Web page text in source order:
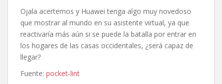
Ojala acertemos y Huawei tenga algo muy novedoso
que mostrar al mundo en su asistente virtual, ya que
reactivaría más aún si se puede la batalla por entrar en
los hogares de las casas occidentales, ¿será capaz de
llegar?
Fuente: pocket-lint